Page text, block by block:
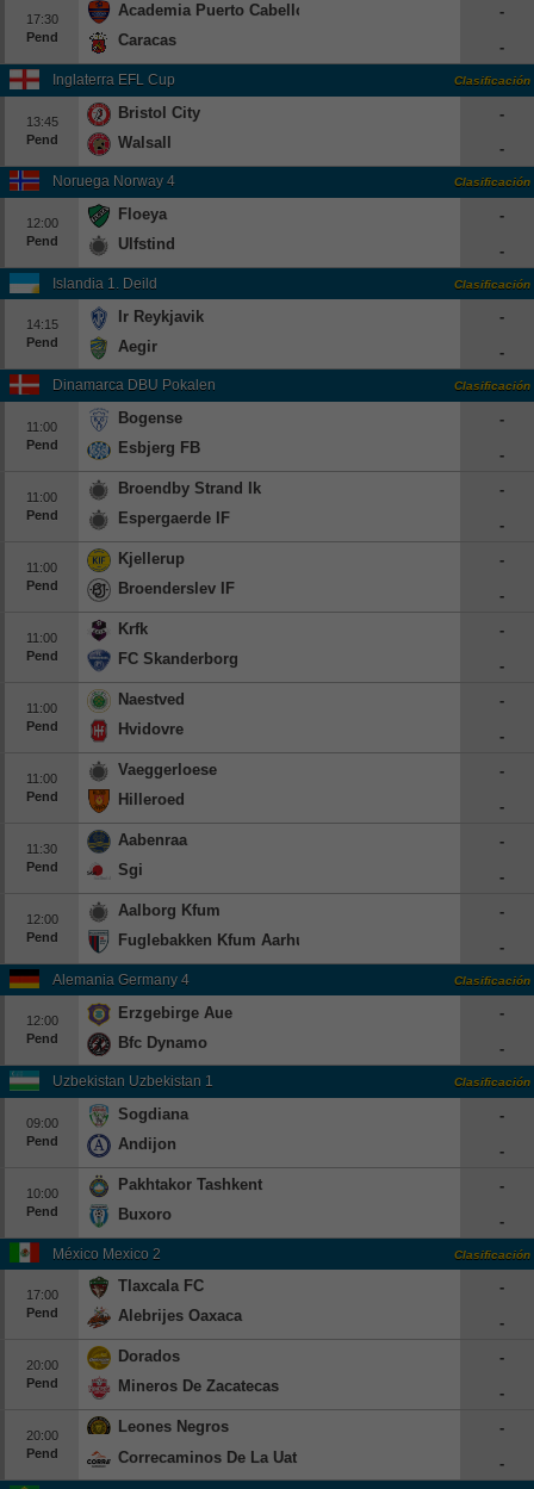
17:30
Pend
Academia Puerto Cabello
Caracas
-
-
Inglaterra EFL Cup Clasificación
13:45
Pend
Bristol City
Walsall
-
-
Noruega Norway 4 Clasificación
12:00
Pend
Floeya
Ulfstind
-
-
Islandia 1. Deild Clasificación
14:15
Pend
Ir Reykjavik
Aegir
-
-
Dinamarca DBU Pokalen Clasificación
11:00
Pend
Bogense
Esbjerg FB
-
-
11:00
Pend
Broendby Strand Ik
Espergaerde IF
-
-
11:00
Pend
Kjellerup
Broenderslev IF
-
-
11:00
Pend
Krfk
FC Skanderborg
-
-
11:00
Pend
Naestved
Hvidovre
-
-
11:00
Pend
Vaeggerloese
Hilleroed
-
-
11:30
Pend
Aabenraa
Sgi
-
-
12:00
Pend
Aalborg Kfum
Fuglebakken Kfum Aarhus
-
-
Alemania Germany 4 Clasificación
12:00
Pend
Erzgebirge Aue
Bfc Dynamo
-
-
Uzbekistan Uzbekistan 1 Clasificación
09:00
Pend
Sogdiana
Andijon
-
-
10:00
Pend
Pakhtakor Tashkent
Buxoro
-
-
México Mexico 2 Clasificación
17:00
Pend
Tlaxcala FC
Alebrijes Oaxaca
-
-
20:00
Pend
Dorados
Mineros De Zacatecas
-
-
20:00
Pend
Leones Negros
Correcaminos De La Uat
-
-
Fútbol Americano
Clasificación
Casas de Apuestas